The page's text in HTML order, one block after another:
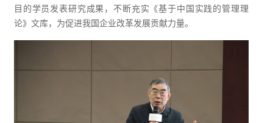
目的学员发表研究成果，不断充实《基于中国实践的管理理
论》文库，为促进我国企业改革发展贡献力量。